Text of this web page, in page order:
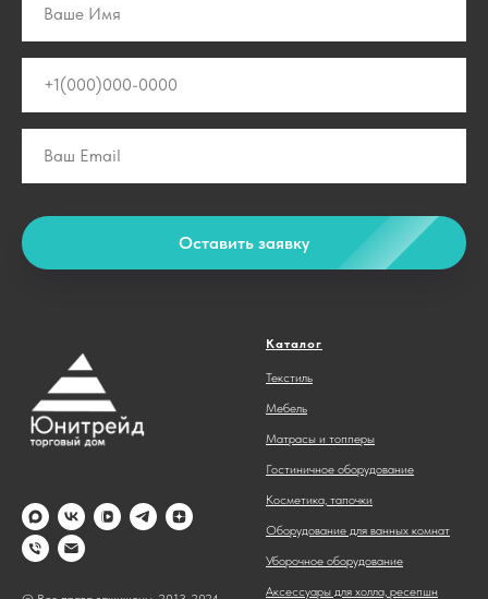
Оставить заявку
Каталог
Текстиль
Мебель
Матрасы и топперы
Гостиничное оборудование
Косметика, тапочки
Оборудование для ванных комнат
Уборочное оборудование
Аксессуары для холла, ресепшн